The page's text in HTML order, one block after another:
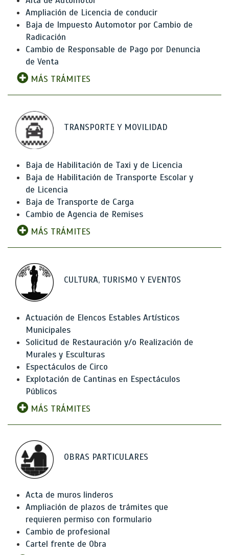
Ampliación de Licencia de conducir
Baja de Impuesto Automotor por Cambio de
Radicación
Cambio de Responsable de Pago por Denuncia
de Venta
MÁS TRÁMITES
TRANSPORTE Y MOVILIDAD
Baja de Habilitación de Taxi y de Licencia
Baja de Habilitación de Transporte Escolar y
de Licencia
Baja de Transporte de Carga
Cambio de Agencia de Remises
MÁS TRÁMITES
CULTURA, TURISMO Y EVENTOS
Actuación de Elencos Estables Artísticos
Municipales
Solicitud de Restauración y/o Realización de
Murales y Esculturas
Espectáculos de Circo
Explotación de Cantinas en Espectáculos
Públicos
MÁS TRÁMITES
OBRAS PARTICULARES
Acta de muros linderos
Ampliación de plazos de trámites que
requieren permiso con formulario
Cambio de profesional
Cartel frente de Obra